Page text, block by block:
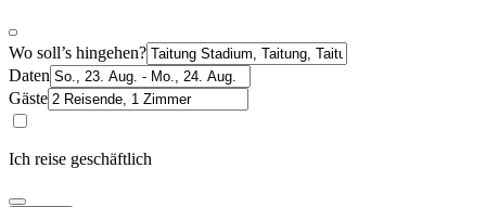
Wo soll’s hingehen?
Daten
Gäste
Ich reise geschäftlich